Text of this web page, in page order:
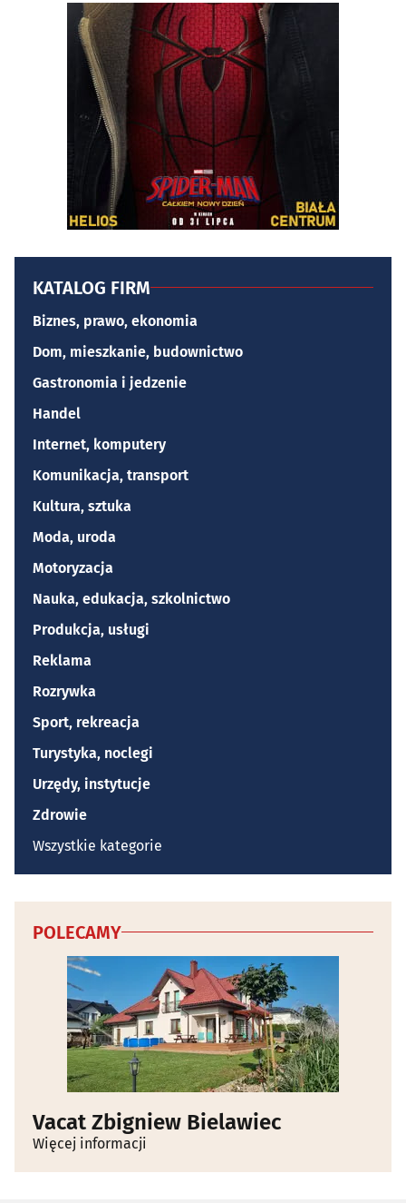
KATALOG FIRM
Biznes, prawo, ekonomia
Dom, mieszkanie, budownictwo
Gastronomia i jedzenie
Handel
Internet, komputery
Komunikacja, transport
Kultura, sztuka
Moda, uroda
Motoryzacja
Nauka, edukacja, szkolnictwo
Produkcja, usługi
Reklama
Rozrywka
Sport, rekreacja
Turystyka, noclegi
Urzędy, instytucje
Zdrowie
Wszystkie kategorie
POLECAMY
Vacat Zbigniew Bielawiec
Więcej informacji